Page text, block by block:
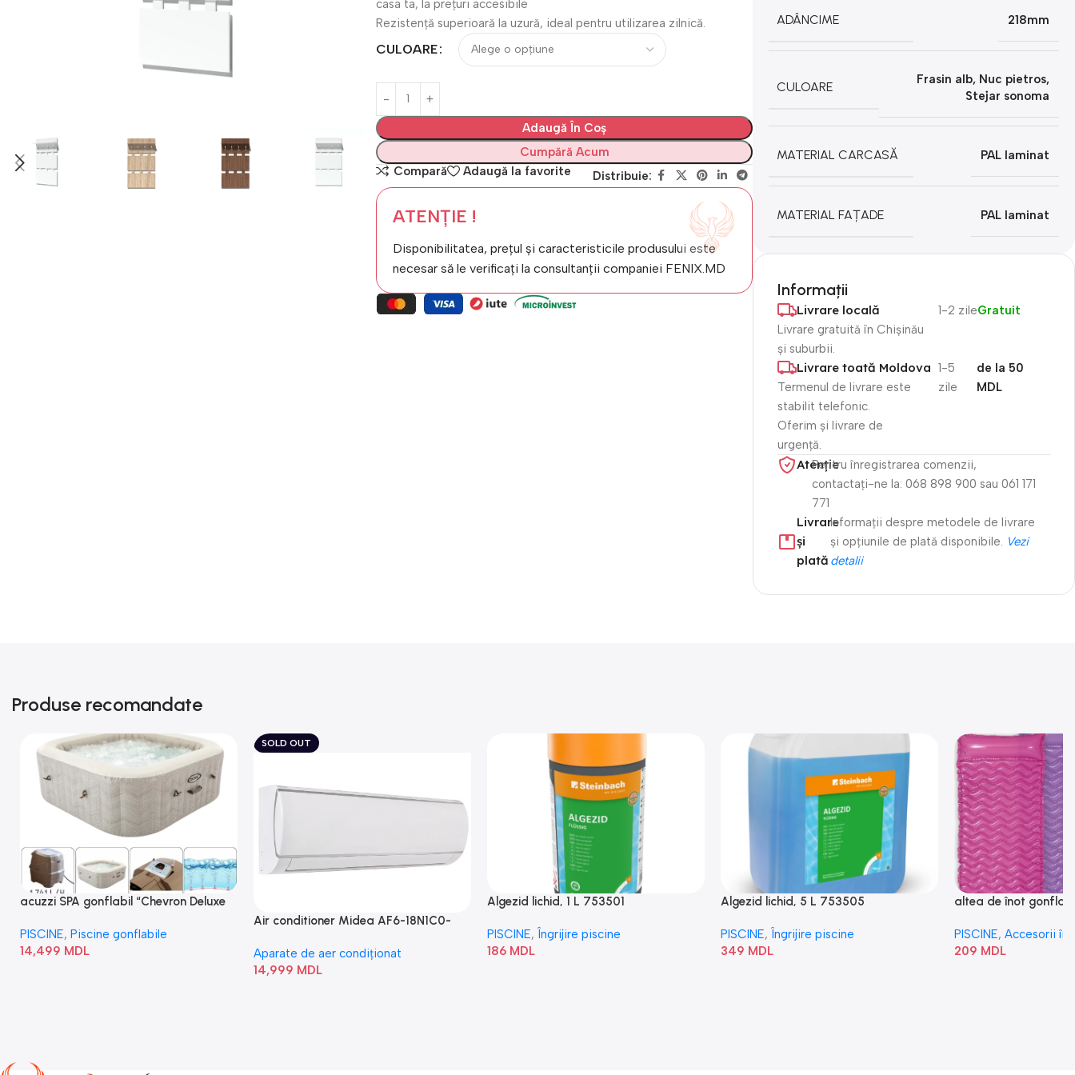
casa ta, la prețuri accesibile
Rezistență superioară la uzură, ideal pentru utilizarea zilnică.
CULOARE
Adaugă În Coș
Cumpără Acum
Compară
Adaugă la favorite Distribuie:
ATENȚIE !
Disponibilitatea, prețul și caracteristicile produsului este
necesar să le verificați la consultanții companiei FENIX.MD
ADÂNCIME 218mm
CULOARE
Frasin alb, Nuc pietros,
Stejar sonoma
MATERIAL CARCASĂ PAL laminat
MATERIAL FAȚADE PAL laminat
Informații
Livrare locală
Livrare gratuită în Chișinău
și suburbii.
1-2 zileGratuit
Livrare toată Moldova
Termenul de livrare este
stabilit telefonic.
Oferim și livrare de
urgență.
1-5
zile
de la 50
MDL
Atenție​
Pentru înregistrarea comenzii,
contactați-ne la: 068 898 900 sau 061 171
771
Livrare
și
plată
Informații despre metodele de livrare
și opțiunile de plată disponibile.
Vezi
detalii
Produse recomandate
acuzzi SPA gonflabil “Chevron Deluxe
PISCINE, Piscine gonflabile
14,499 MDL
SOLD OUT
Air conditioner Midea AF6-18N1C0-
Aparate de aer condiționat
14,999 MDL
Algezid lichid, 1 L 753501
PISCINE, Îngrijire piscine
186 MDL
Algezid lichid, 5 L 753505
PISCINE, Îngrijire piscine
349 MDL
altea de înot
PISCINE, Accesorii
209 MDL